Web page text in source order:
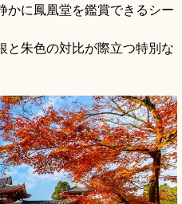
かに鳳凰堂を鑑賞できるシー
と朱色の対比が際立つ特別な